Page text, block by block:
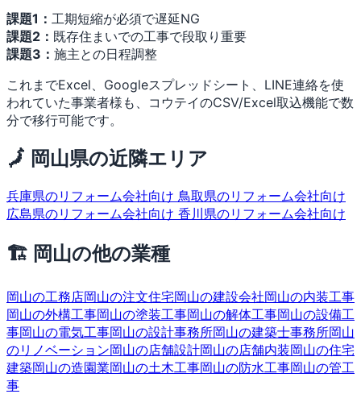
課題1： 工期短縮が必須で遅延NG
課題2： 既存住まいでの工事で段取り重要
課題3： 施主との日程調整
これまでExcel、Googleスプレッドシート、LINE連絡を使
われていた事業者様も、コウテイのCSV/Excel取込機能で数
分で移行可能です。
🗾 岡山県の近隣エリア
兵庫県のリフォーム会社向け 鳥取県のリフォーム会社向け
広島県のリフォーム会社向け 香川県のリフォーム会社向け
🏗 岡山の他の業種
岡山の工務店岡山の注文住宅岡山の建設会社岡山の内装工事
岡山の外構工事岡山の塗装工事岡山の解体工事岡山の設備工
事岡山の電気工事岡山の設計事務所岡山の建築士事務所岡山
のリノベーション岡山の店舗設計岡山の店舗内装岡山の住宅
建築岡山の造園業岡山の土木工事岡山の防水工事岡山の管工
事